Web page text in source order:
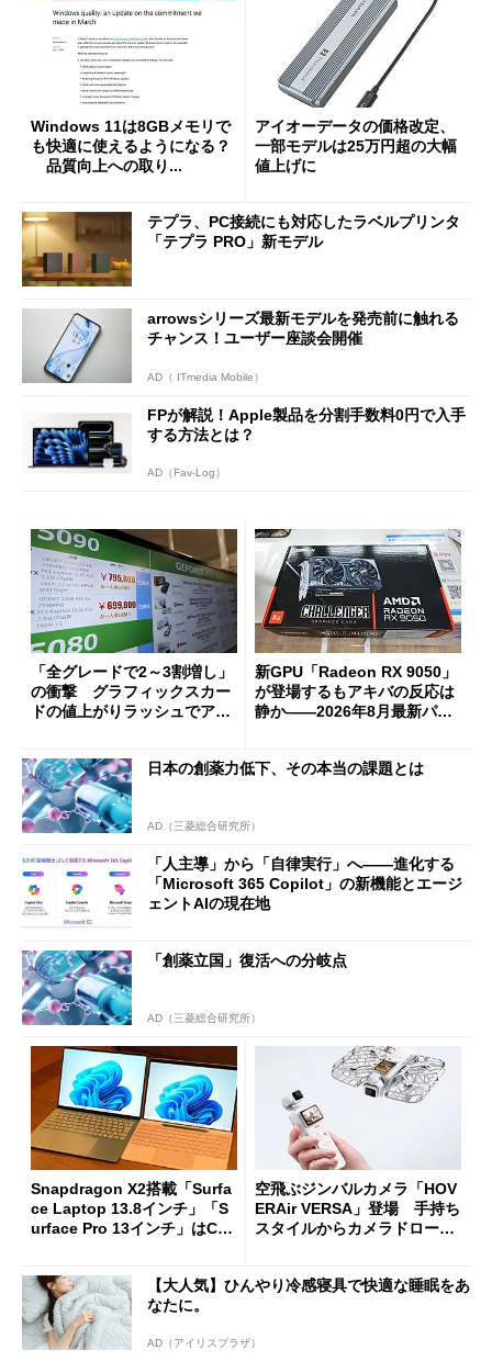
Windows 11は8GBメモリで
も快適に使えるようになる？
品質向上への取り...
アイオーデータの価格改定、
一部モデルは25万円超の大幅
値上げに
テプラ、PC接続にも対応したラベルプリンタ
「テプラ PRO」新モデル
arrowsシリーズ最新モデルを発売前に触れる
チャンス！ユーザー座談会開催
AD（ ITmedia Mobile）
FPが解説！Apple製品を分割手数料0円で入手
する方法とは？
AD（Fav-Log）
「全グレードで2～3割増し」
の衝撃 グラフィックスカー
ドの値上がりラッシュでアキ
新GPU「Radeon RX 9050」
が登場するもアキバの反応は
静か――2026年8月最新パー
日本の創薬力低下、その本当の課題とは
AD（三菱総合研究所）
「人主導」から「自律実行」へ――進化する
「Microsoft 365 Copilot」の新機能とエージ
ェントAIの現在地
「創薬立国」復活への分岐点
AD（三菱総合研究所）
Snapdragon X2搭載「Surfa
ce Laptop 13.8インチ」「S
urface Pro 13インチ」はCop
た
空飛ぶジンバルカメラ「HOV
ERAir VERSA」登場 手持ち
スタイルからカメラドローン
【大人気】ひんやり冷感寝具で快適な睡眠をあ
なたに。
AD（アイリスプラザ）